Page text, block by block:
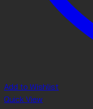
Add to Wishlist
Quick View